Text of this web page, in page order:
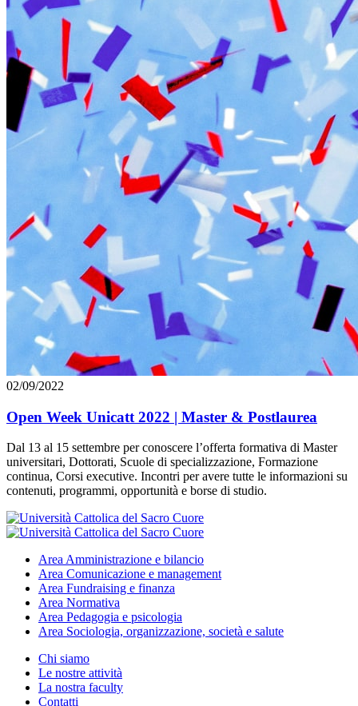
02/09/2022
Open Week Unicatt 2022 | Master & Postlaurea
Dal 13 al 15 settembre per conoscere l’offerta formativa di Master
universitari, Dottorati, Scuole di specializzazione, Formazione
continua, Corsi executive. Incontri per avere tutte le informazioni su
contenuti, programmi, opportunità e borse di studio.
AreaAmministrazione e bilancio
Area Comunicazione e management
Area Fundraising e finanza
Area Normativa
Area Pedagogia e psicologia
Area Sociologia, organizzazione, società e salute
Chi siamo
Le nostre attività
La nostra faculty
Contatti